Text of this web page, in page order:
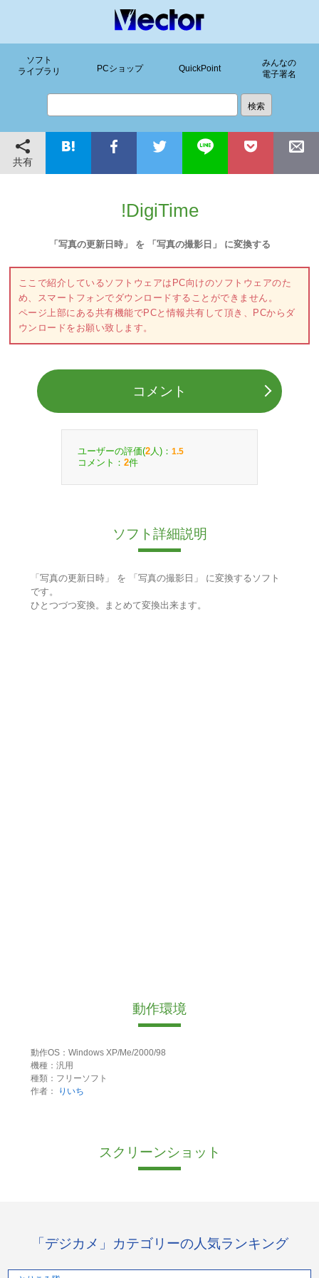
ソフト
ライブラリ
PCショップ QuickPoint
みんなの
電子署名
共有
!DigiTime
「写真の更新日時」 を 「写真の撮影日」 に変換する
ここで紹介しているソフトウェアはPC向けのソフトウェアのた
め、スマートフォンでダウンロードすることができません。
ページ上部にある共有機能でPCと情報共有して頂き、PCからダ
ウンロードをお願い致します。
コメント
ユーザーの評価(2 人)： 1.5
コメント： 2件
ソフト詳細説明
「写真の更新日時」 を 「写真の撮影日」 に変換するソフト
です。
ひとつづつ変換。まとめて変換出来ます。
動作環境
動作OS：Windows XP/Me/2000/98
機種：汎用
種類：フリーソフト
作者：
りいち
スクリーンショット
「デジカメ」カテゴリーの人気ランキング